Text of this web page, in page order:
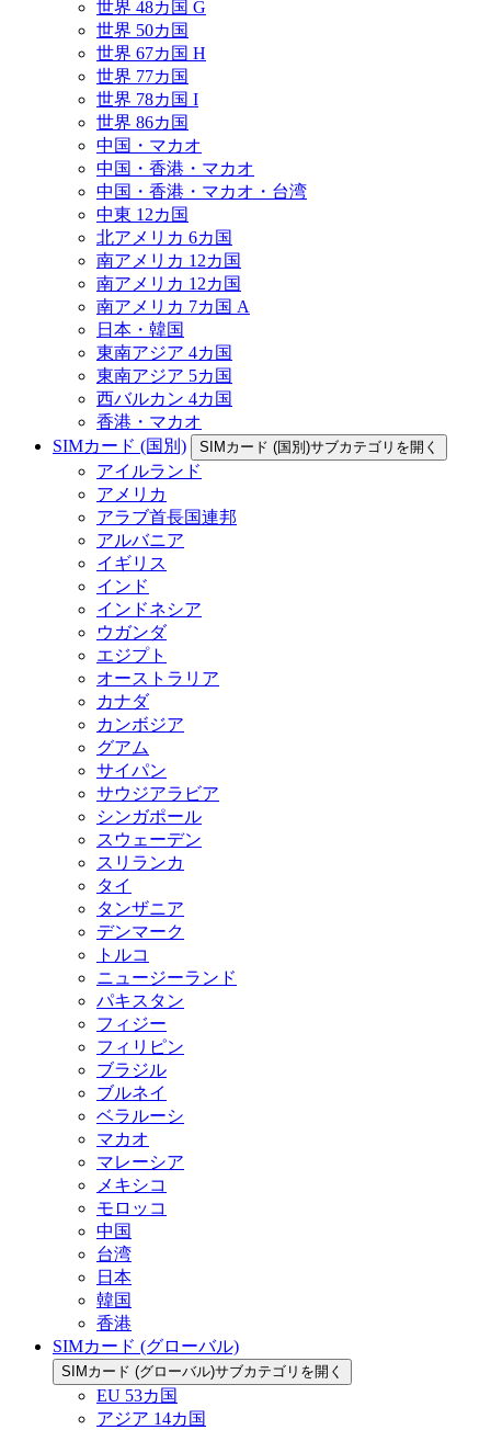
世界 48カ国 G
世界 50カ国
世界 67カ国 H
世界 77カ国
世界 78カ国 I
世界 86カ国
中国・マカオ
中国・香港・マカオ
中国・香港・マカオ・台湾
中東 12カ国
北アメリカ 6カ国
南アメリカ 12カ国
南アメリカ 12カ国
南アメリカ 7カ国 A
日本・韓国
東南アジア 4カ国
東南アジア 5カ国
西バルカン 4カ国
香港・マカオ
SIMカード (国別)
SIMカード (国別)サブカテゴリを開く
アイルランド
アメリカ
アラブ首長国連邦
アルバニア
イギリス
インド
インドネシア
ウガンダ
エジプト
オーストラリア
カナダ
カンボジア
グアム
サイパン
サウジアラビア
シンガポール
スウェーデン
スリランカ
タイ
タンザニア
デンマーク
トルコ
ニュージーランド
パキスタン
フィジー
フィリピン
ブラジル
ブルネイ
ベラルーシ
マカオ
マレーシア
メキシコ
モロッコ
中国
台湾
日本
韓国
香港
SIMカード (グローバル)
SIMカード (グローバル)サブカテゴリを開く
EU 53カ国
アジア 14カ国